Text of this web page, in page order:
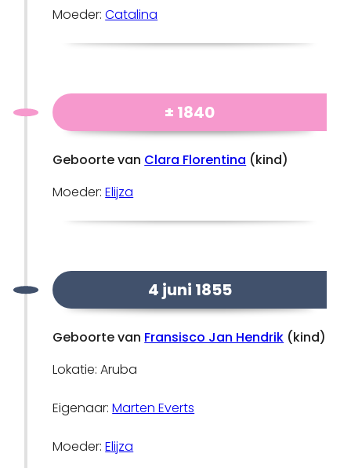
Moeder:Catalina
± 1840
Geboorte van Clara Florentina (kind)
Moeder:Elijza
4 juni 1855
Geboorte van Fransisco Jan Hendrik (kind)
Lokatie: Aruba
Eigenaar:Marten Everts
Moeder:Elijza